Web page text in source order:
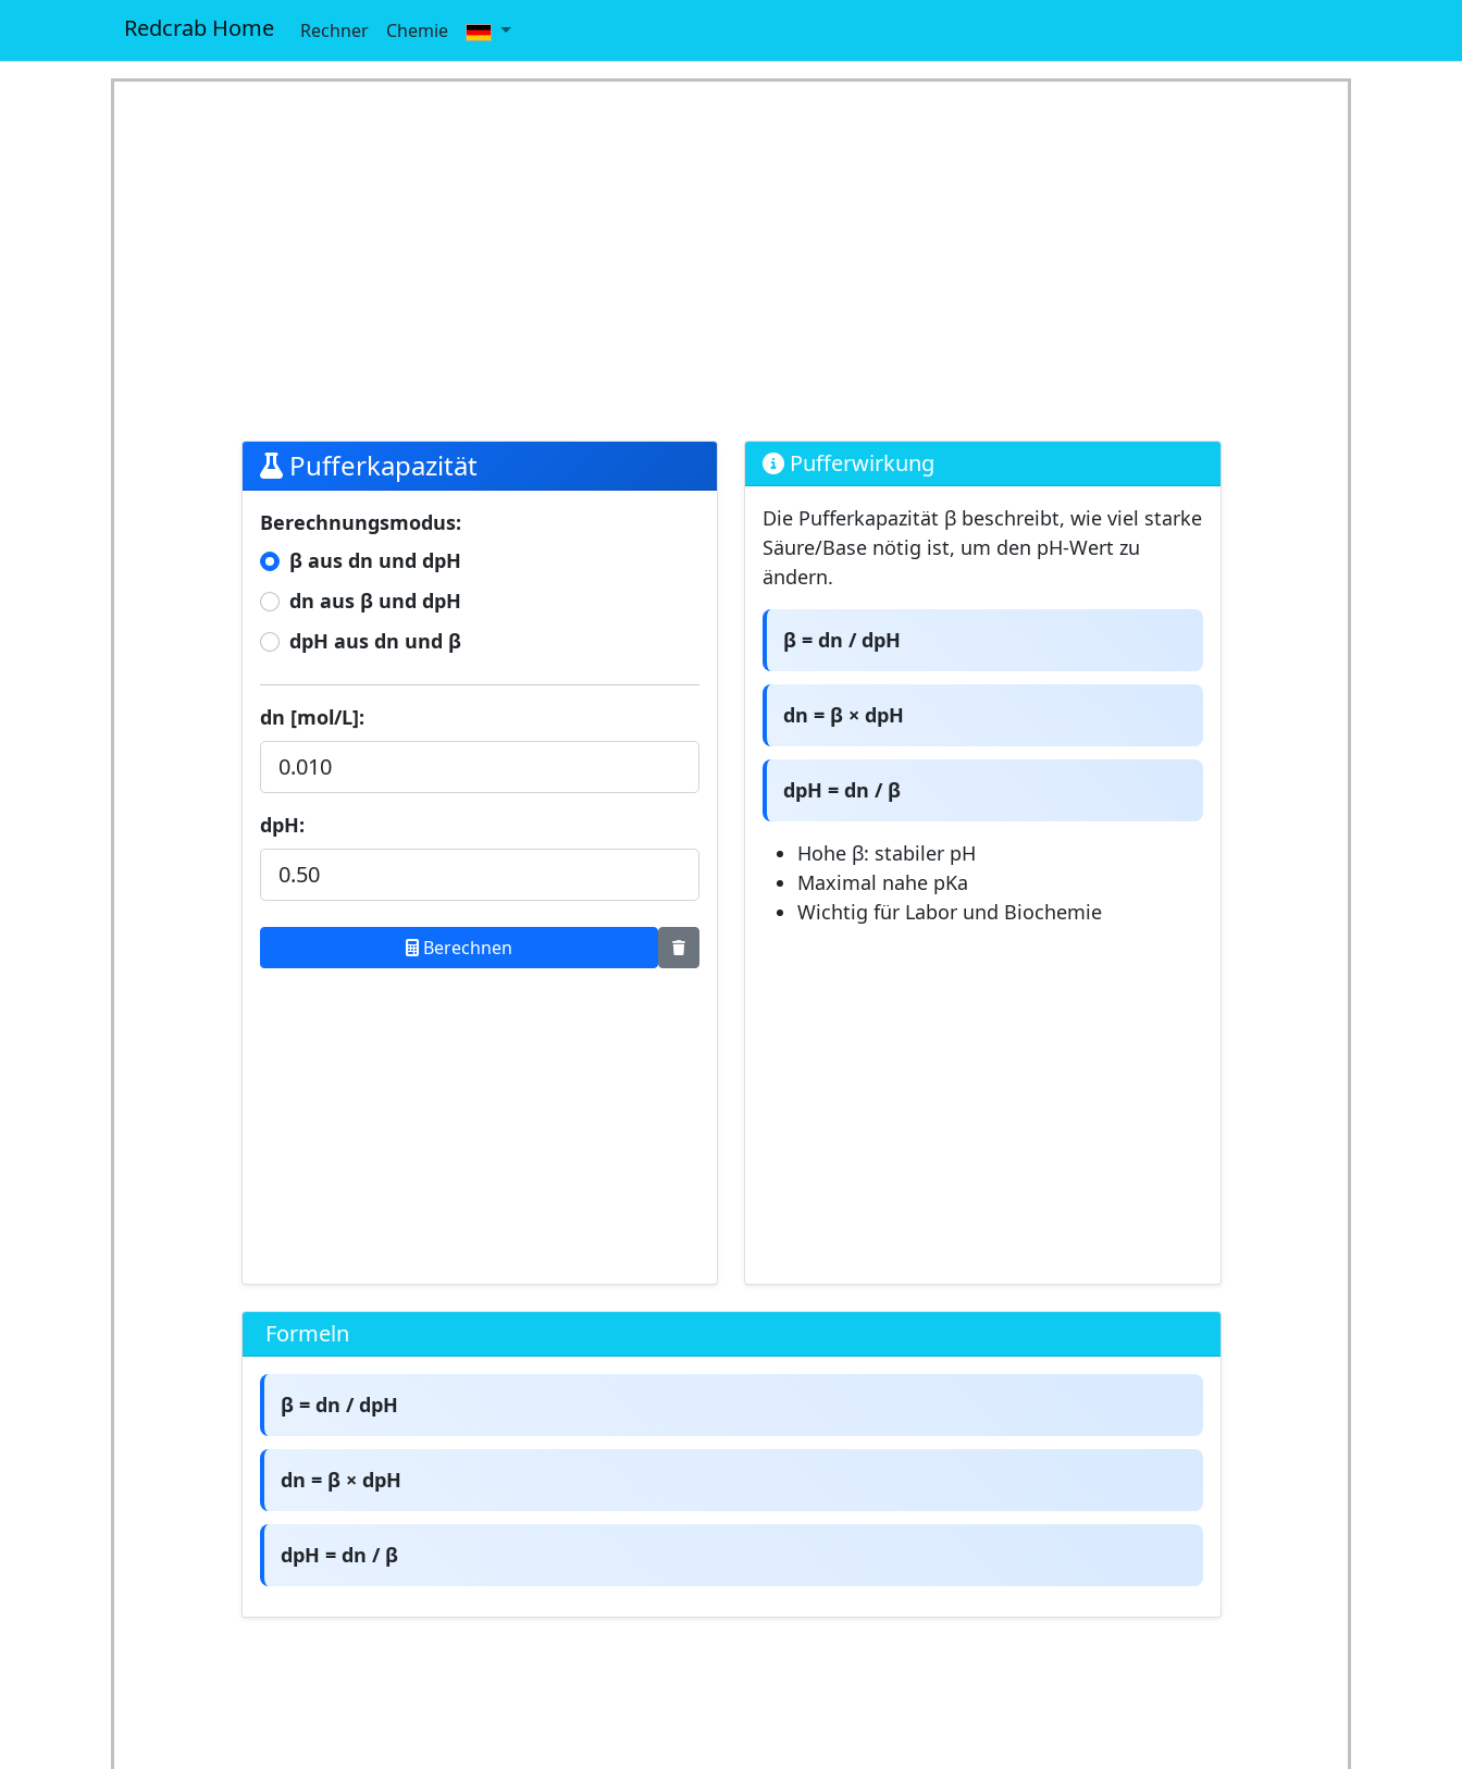
Redcrab Home Rechner Chemie
Pufferkapazität
Berechnungsmodus:
β aus dn und dpH
dn aus β und dpH
dpH aus dn und β
dn [mol/L]:
dpH:
Berechnen
Pufferwirkung
Die Pufferkapazität β beschreibt, wie viel starke
Säure/Base nötig ist, um den pH-Wert zu
ändern.
β = dn / dpH
dn = β × dpH
dpH = dn / β
Hohe β: stabiler pH
Maximal nahe pKa
Wichtig für Labor und Biochemie
Formeln
β = dn / dpH
dn = β × dpH
dpH = dn / β